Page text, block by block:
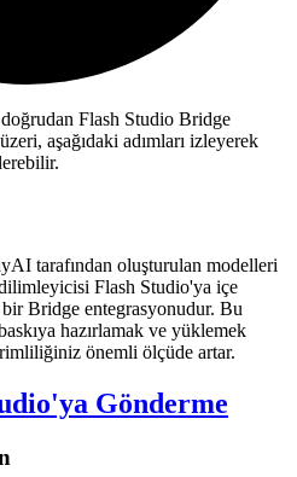
doğrudan Flash Studio Bridge
aşağıdaki adımları izleyerek
tarafından oluşturulan modelleri
Flash Studio'ya içe
bir Bridge entegrasyonudur. Bu
hazırlamak ve yüklemek
önemli ölçüde artar.
Gönderme